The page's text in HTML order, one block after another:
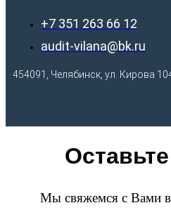
+7 351 263 66 12
audit-vilana@bk.ru
454091, Челябинск, ул. Кирова
Мы свяжемся с Вами